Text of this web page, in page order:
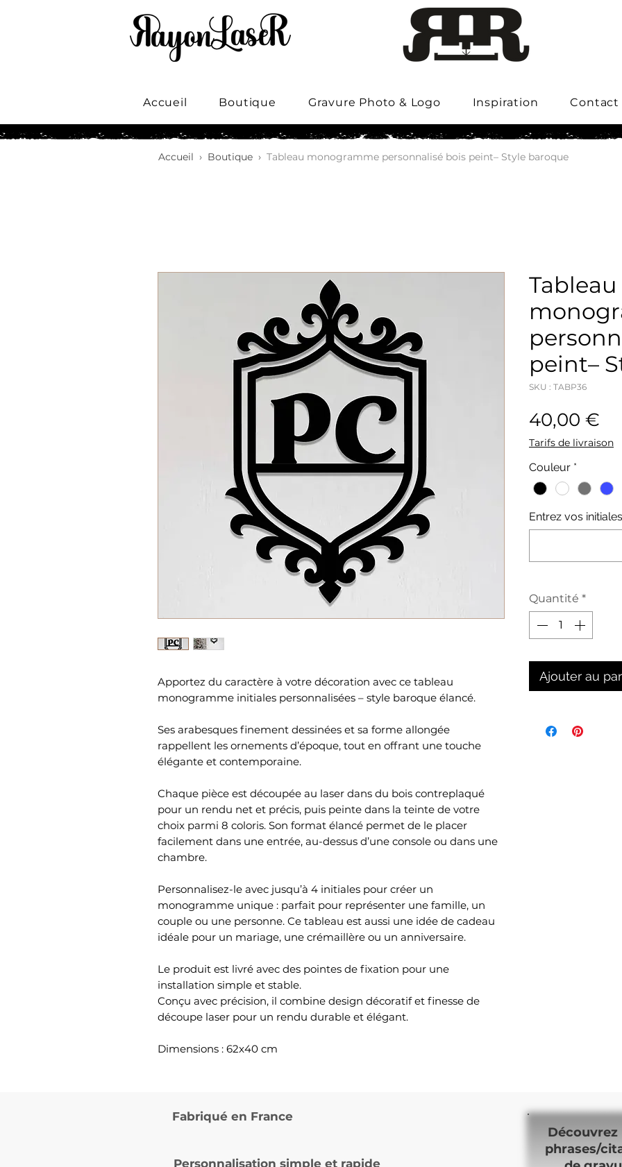
Accueil Boutique Gravure Photo & Logo Inspiration Contact
Accueil › Boutique › Tableau monogramme personnalisé bois peint– Style baroque
Apportez du caractère à votre décoration avec ce tableau
monogramme initiales personnalisées – style baroque élancé.
Ses arabesques finement dessinées et sa forme allongée
rappellent les ornements d’époque, tout en offrant une touche
élégante et contemporaine.
Chaque pièce est découpée au laser dans du bois contreplaqué
pour un rendu net et précis, puis peinte dans la teinte de votre
choix parmi 8 coloris. Son format élancé permet de le placer
facilement dans une entrée, au-dessus d’une console ou dans une
chambre.
Personnalisez-le avec jusqu’à 4 initiales pour créer un
monogramme unique : parfait pour représenter une famille, un
couple ou une personne. Ce tableau est aussi une idée de cadeau
idéale pour un mariage, une crémaillère ou un anniversaire.
Le produit est livré avec des pointes de fixation pour une
installation simple et stable.
Conçu avec précision, il combine design décoratif et finesse de
découpe laser pour un rendu durable et élégant.
Dimensions : 62x40 cm
Tableau
peint–
SKU : TABP36
40,00 €
Tarifs de livraison
Couleur *
Entrez vos
Quantité *
Ajouter au
Fabriqué en France
Personnalisation simple et rapide
phrases/